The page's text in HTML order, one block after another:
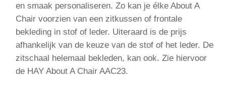
en smaak personaliseren. Zo kan je élke About A
Chair voorzien van een zitkussen of frontale
bekleding in stof of leder. Uiteraard is de prijs
afhankelijk van de keuze van de stof of het leder. De
zitschaal helemaal bekleden, kan ook. Zie hiervoor
de HAY About A Chair AAC23.